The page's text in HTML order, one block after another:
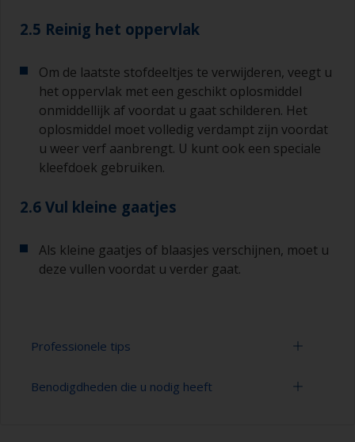
2.5 Reinig het oppervlak
Om de laatste stofdeeltjes te verwijderen, veegt u
het oppervlak met een geschikt oplosmiddel
onmiddellijk af voordat u gaat schilderen. Het
oplosmiddel moet volledig verdampt zijn voordat
u weer verf aanbrengt. U kunt ook een speciale
kleefdoek gebruiken.
2.6 Vul kleine gaatjes
Als kleine gaatjes of blaasjes verschijnen, moet u
deze vullen voordat u verder gaat.
Professionele tips
Voorkom dat schuursporen zichtbaar zijn in de
Benodigdheden die u nodig heeft